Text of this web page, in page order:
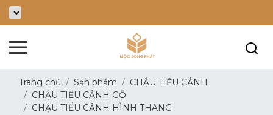
Trang chủ Sản phẩm
CHẬU TIỂU CẢNH
CHẬU TIỂU CẢNH GỖ
CHẬU TIỂU CẢNH HÌNH THANG